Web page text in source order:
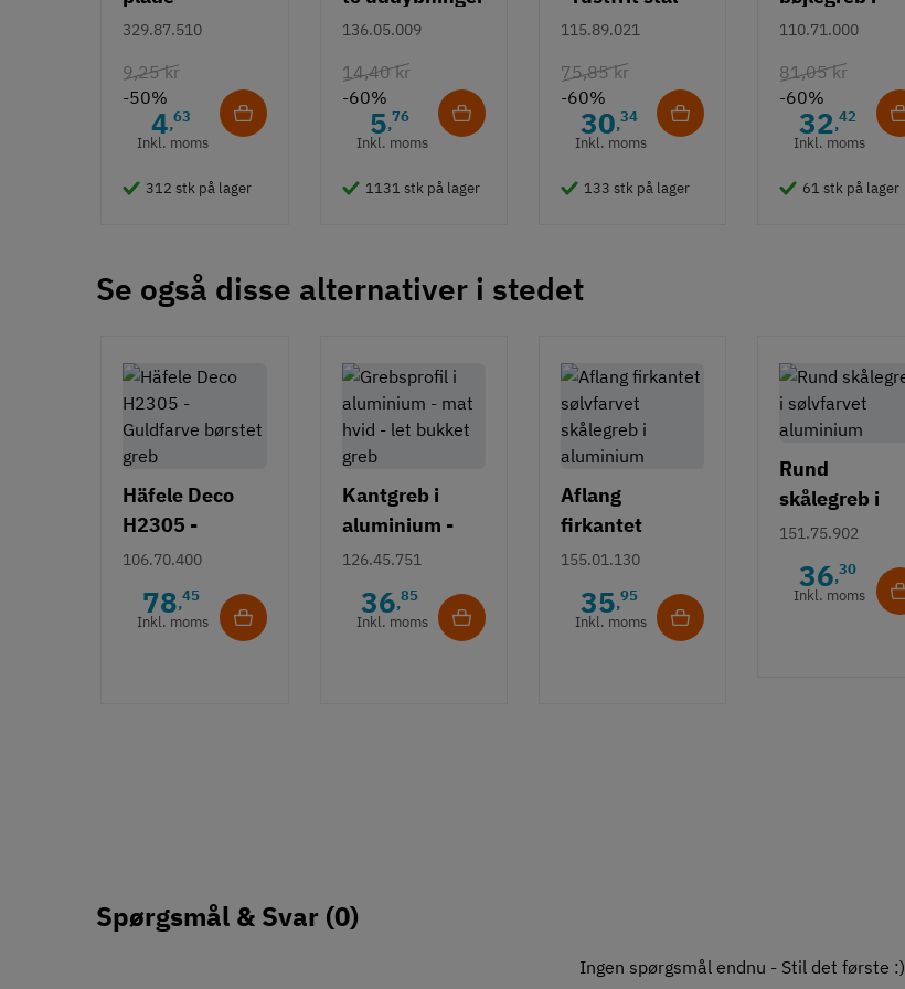
Type
Stil
Klassisk
Moderne
Tilstand Ny
Duomatic SL -
329.87.510
9,25 kr
-50%
4,63
Inkl. moms
312 stk på lager
- rustfrit stål
136.05.009
14,40 kr
-60%
5,76
Inkl. moms
1131 stk på lager
115.89.021
75,85 kr
-60%
30,34
Inkl. moms
133 stk på lager
rustfrit stål m/
- 490 mm
110.71.000
81,05 kr
-60%
32,42
Inkl. moms
61 stk på lager
Se også disse alternativer i stedet
Häfele Deco
H2305 -
Guldfarve
børstet greb
106.70.400
78,45
Inkl. moms
Kantgreb i
aluminium -
mat hvid - let
bukket greb
126.45.751
36,85
Inkl. moms
Aflang
firkantet
skålegreb i
aluminium
155.01.130
35,95
Inkl. moms
Rund
skålegreb i
sølvfarvet
aluminium
151.75.902
36,30
Inkl. moms
Spørgsmål & Svar (0)
Ingen spørgsmål endnu - Stil det første :)